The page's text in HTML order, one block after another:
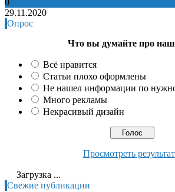
0
29.11.2020
Опрос
Что вы думайте про наш
Всё нравится
Статьи плохо оформлены
Не нашел информации по
Много рекламы
Некрасивый дизайн
Просмотреть
Загрузка ...
Свежие публикации